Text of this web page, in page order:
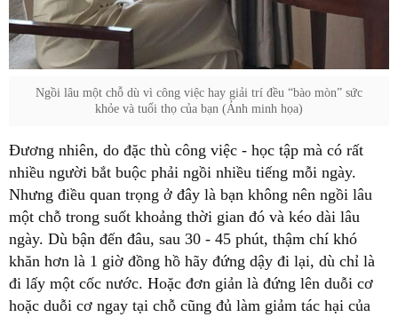
Ngồi lâu một chỗ dù vì công việc hay giải trí đều “bào mòn” sức
khỏe và tuổi thọ của bạn (Ảnh minh họa)
Đương nhiên, do đặc thù công việc - học tập mà có rất
nhiều người bắt buộc phải ngồi nhiều tiếng mỗi ngày.
Nhưng điều quan trọng ở đây là bạn không nên ngồi lâu
một chỗ trong suốt khoảng thời gian đó và kéo dài lâu
ngày. Dù bận đến đâu, sau 30 - 45 phút, thậm chí khó
khăn hơn là 1 giờ đồng hồ hãy đứng dậy đi lại, dù chỉ là
đi lấy một cốc nước. Hoặc đơn giản là đứng lên duỗi cơ
hoặc duỗi cơ ngay tại chỗ cũng đủ làm giảm tác hại của